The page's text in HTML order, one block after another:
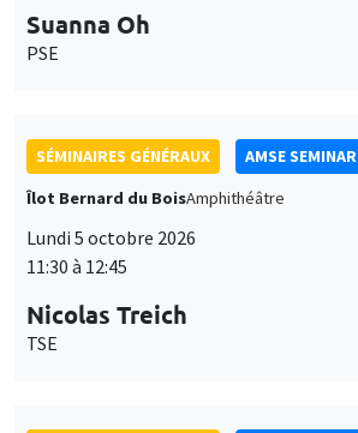
Suanna Oh
PSE
SÉMINAIRES GÉNÉRAUX
AMSE SEMINAR
Îlot Bernard du BoisAmphithéâtre
Lundi 5 octobre 2026
11:30 à 12:45
Nicolas Treich
TSE